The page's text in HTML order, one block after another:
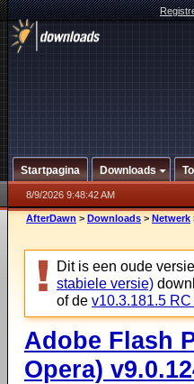
Startpagina Downloads
8/9/2026 9:48:42 AM
AfterDawn > Downloads > Netwerk
Dit is een oude
stabiele versie)
of de v10.3.181.5
Adobe Flash
Opera)